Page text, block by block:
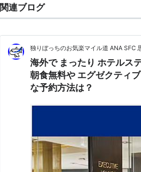
関連ブログ
独りぼっちのお気楽マイル道 ANA SFC
海外で まったり ホテルス
朝食無料や エグゼクティ
な予約方法は？